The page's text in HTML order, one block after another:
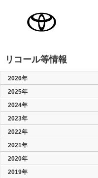
リコール等情報
2026年
2025年
2024年
2023年
2022年
2021年
2020年
2019年